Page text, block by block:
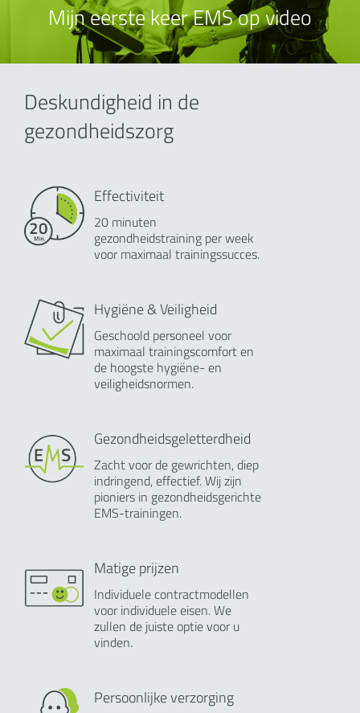
Mijn eerste keer EMS op video
Deskundigheid in de
gezondheidszorg
Effectiviteit
20 minuten
gezondheidstraining per week
voor maximaal trainingssucces.
Hygiëne & Veiligheid
Geschoold personeel voor
maximaal trainingscomfort en
de hoogste hygiëne- en
veiligheidsnormen.
Gezondheidsgeletterdheid
Zacht voor de gewrichten, diep
indringend, effectief. Wij zijn
pioniers in gezondheidsgerichte
EMS-trainingen.
Matige prijzen
Individuele contractmodellen
voor individuele eisen. We
zullen de juiste optie voor u
vinden.
Persoonlijke verzorging